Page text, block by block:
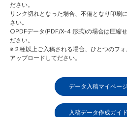
ださい。
リンク切れとなった場合、不備となり印刷
さい。
○PDFデータ(PDF/X-4 形式)の場合は圧縮
ださい。
※２種以上ご入稿される場合、ひとつのフ
アップロードしてださい。
データ入稿マイペー
入稿データ作成ガイ